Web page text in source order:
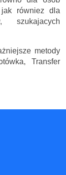
jak równiez dla
szukajacych
metody
Transfer